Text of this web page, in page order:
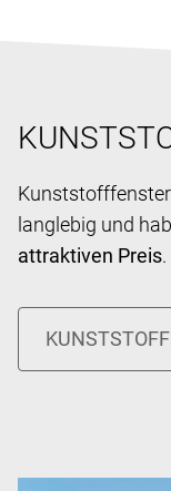
langlebig und
attraktiven Preis.